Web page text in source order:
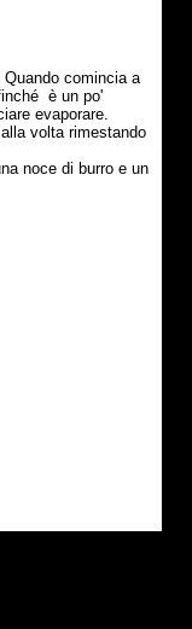
comincia a
è un po'
evaporare.
volta rimestando
noce di burro e un